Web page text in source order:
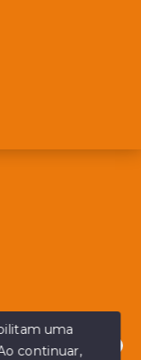
uma
continuar,